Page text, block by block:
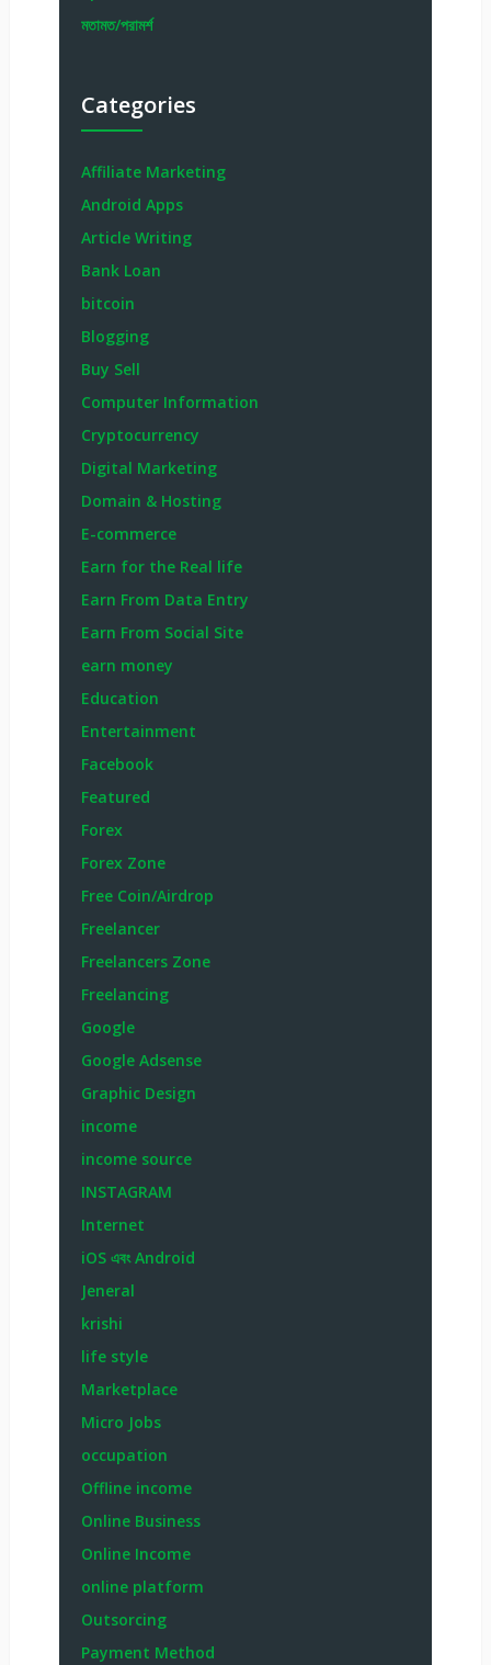
মতামত/পরামর্শ
Categories
Affiliate Marketing
Android Apps
Article Writing
Bank Loan
bitcoin
Blogging
Buy Sell
Computer Information
Cryptocurrency
Digital Marketing
Domain & Hosting
E-commerce
Earn for the Real life
Earn From Data Entry
Earn From Social Site
earn money
Education
Entertainment
Facebook
Featured
Forex
Forex Zone
Free Coin/Airdrop
Freelancer
Freelancers Zone
Freelancing
Google
Google Adsense
Graphic Design
income
income source
INSTAGRAM
Internet
iOS এবং Android
Jeneral
krishi
life style
Marketplace
Micro Jobs
occupation
Offline income
Online Business
Online Income
online platform
Outsorcing
Payment Method